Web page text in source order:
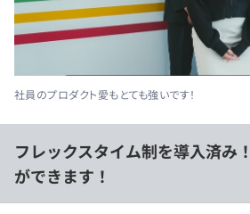
社員のプロダクト愛もとても強いです！
フレックスタイム制を導入済み
ができます！